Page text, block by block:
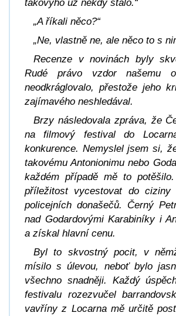
takovýho už někdy stalo.“
„A říkali něco?“
„Ne, vlastně ne, ale něco to s
Recenze v novinách byly
Rudé právo vzdor našemu
neodkráglovalo, přestože jeho
zajímavého neshledával.
Brzy následovala zpráva, že
na filmový festival do
konkurence. Nemyslel jsem si,
takovému Antonionimu nebo
každém případě mě to
příležitost vycestovat do
policejních donašečů. Černý
nad GodardovýmiKarabiníkyi
a získal hlavní cenu.
Byl to skvostný pocit, v
mísilo s úlevou, neboť bylo
všechno snadněji. Každý
festivalu rozezvučel
vavříny z Locarna mě určitě